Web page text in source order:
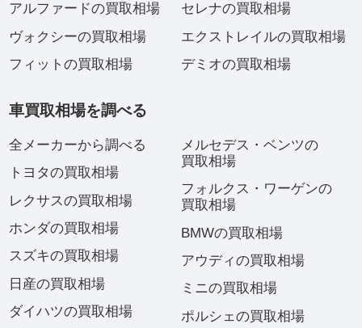
アルファードの買取相場
ヴォクシーの買取相場
フィットの買取相場
セレナの買取相場
エクストレイルの買取相場
デミオの買取相場
車買取相場を調べる
全メーカーから調べる
トヨタの買取相場
レクサスの買取相場
ホンダの買取相場
スズキの買取相場
日産の買取相場
ダイハツの買取相場
メルセデス・ベンツの
買取相場
フォルクス・ワーゲンの
買取相場
BMWの買取相場
アウディの買取相場
ミニの買取相場
ポルシェの買取相場